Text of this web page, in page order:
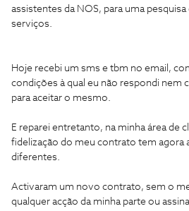
assistentes da NOS, para uma
serviços.
Hoje recebi um sms e tbm no email,
condições à qual eu não respondi nem
para aceitar o mesmo.
E reparei entretanto, na minha área de
fidelização do meu contrato tem agora
diferentes.
Activaram um novo contrato, sem o
qualquer acção da minha parte ou